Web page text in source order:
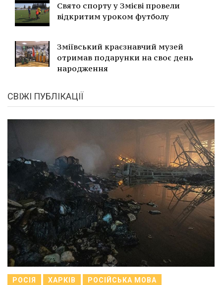
Свято спорту у Змієві провели
відкритим уроком футболу
Зміївський краєзнавчий музей
отримав подарунки на своє день
народження
СВІЖІ ПУБЛІКАЦІЇ
РОСІЯ ХАРКІВ РОСІЙСЬКА МОВА